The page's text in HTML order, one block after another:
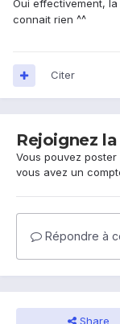
Oui effectivement,
connait rien ^^
Citer
Rejoignez
Vous pouvez
vous avez un
Répondre à
Share